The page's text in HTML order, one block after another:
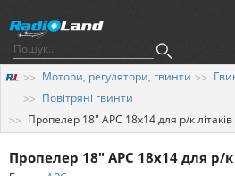
Мотори, регулятори, гвинти
Повітряні гвинти
Пропелер 18" APC 18x14 для р/к
Пропелер 18" APC 18x14 для р/к